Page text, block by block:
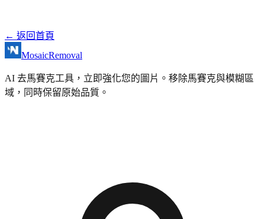
← 返回首頁
MosaicRemoval
AI 去馬賽克工具，立即強化您的圖片。移除馬賽克與模糊區
域，同時保留原始品質。